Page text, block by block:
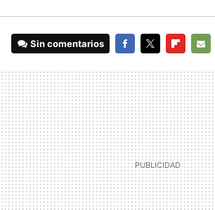
Sin comentarios
MAIL